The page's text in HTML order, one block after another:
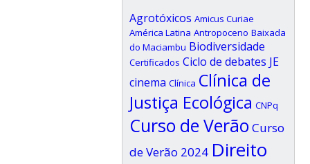
Agrotóxicos Amicus Curiae
América Latina Antropoceno Baixada
do Maciambu Biodiversidade
Certificados Ciclo de debates JE
cinema Clínica Clínica de
Justiça Ecológica CNPq
Curso de Verão Curso
de Verão 2024 Direito